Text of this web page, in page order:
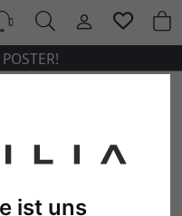
ist uns
POSTER!